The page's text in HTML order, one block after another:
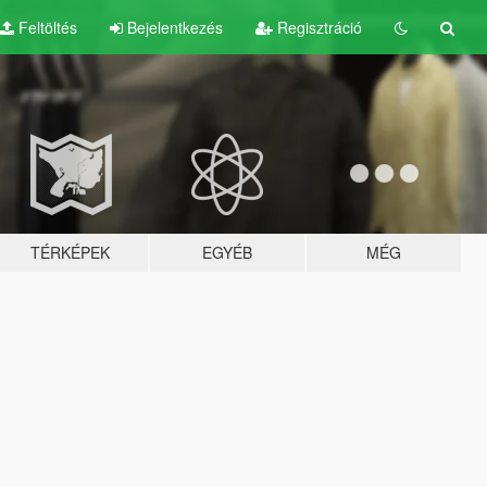
Feltöltés Bejelentkezés Regisztráció
TÉRKÉPEK EGYÉB MÉG